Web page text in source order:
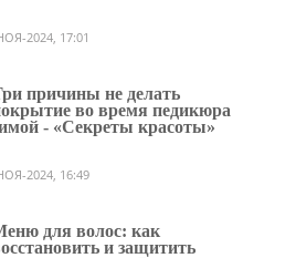
2024, 17:01
причины не делать
во время педикюра
- «Секреты красоты»
2024, 16:49
для волос: как
и защитить